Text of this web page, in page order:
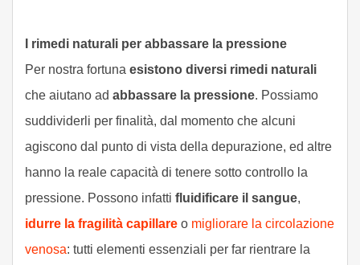
I rimedi naturali per abbassare la pressione
Per nostra fortuna esistono diversi rimedi naturali
che aiutano ad abbassare la pressione. Possiamo
suddividerli per finalità, dal momento che alcuni
agiscono dal punto di vista della depurazione, ed altre
hanno la reale capacità di tenere sotto controllo la
pressione. Possono infatti fluidificare il sangue,
idurre la fragilità capillare o migliorare la circolazione
venosa: tutti elementi essenziali per far rientrare la